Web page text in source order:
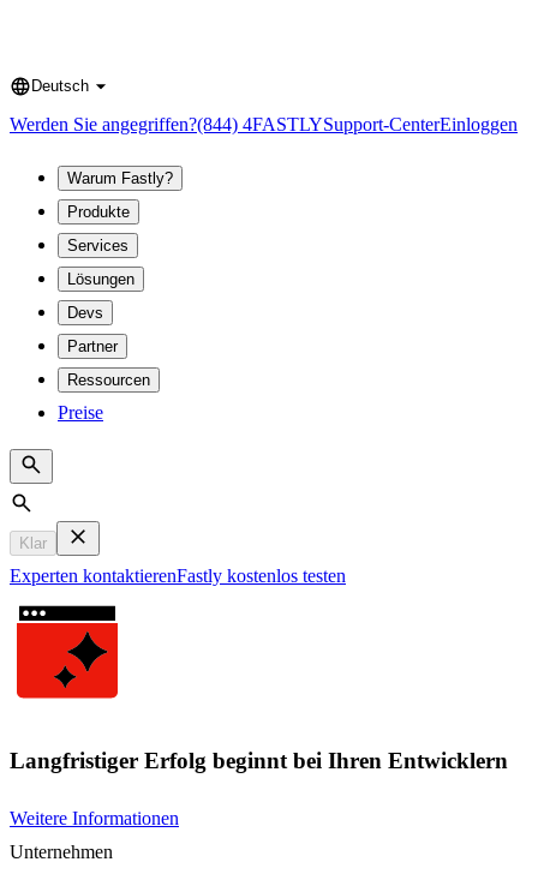
Language
Deutsch
Werden Sie angegriffen?(844) 4FASTLYSupport-CenterEinloggen
Warum Fastly?
Produkte
Services
Lösungen
Devs
Partner
Ressourcen
Preise
Search
Klar
Experten kontaktierenFastly kostenlos testen
Langfristiger Erfolg beginnt bei Ihren Entwicklern
Weitere Informationen
Unternehmen